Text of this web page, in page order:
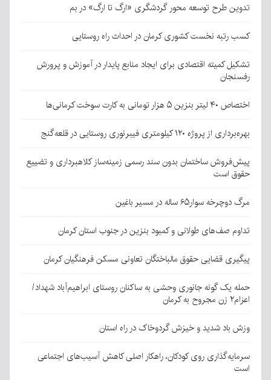
تدوین طرح توسعه محور گردشگری «ارگ تا ارگ» در بم
کسب رتبه نخست کشوری کرمان در احداث راه روستایی
تشکیل کمیته اقتصادی برای ایجاد منابع پایدار در آموزش و پرورش
رفسنجان
اختصاص ۴۰ لیتر بنزین ۵ هزار تومانی به کارت سوخت کرمانی‌ها
بهره‌برداری از پروژه ۱۲۰ کیلومتری فیبرنوری روستایی در قلعه‌گنج
پیش‌فروش ساختمان بدون سند رسمی زمینه‌ساز کلاهبرداری و تضییع
حقوق است
مرگ دوچرخه سوار۶۵ ساله در مسیر باغین
تداوم صف‌های طولانی و کمبود بنزین در جنوب استان کرمان
پیگیری قضایی حقوق مالباختگان تعاونی مسکن فرهنگیان کرمان
حمله یک گونه جانوری وحشی به ساکنان روستای ابراهیم‌آباد شهداد/
اعزام۲ زن مجروح به کرمان
وزش باد شدید و خیزش گردوخاک در راه استان
سرمایه‌گذاری روی کودکان، راهکار اصلی کاهش آسیب‌های اجتماعی
است